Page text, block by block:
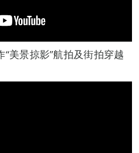
“美景掠影”航拍及街拍穿越